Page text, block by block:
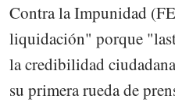
Contra la Impunidad
liquidación" porque
la credibilidad
su primera rueda de